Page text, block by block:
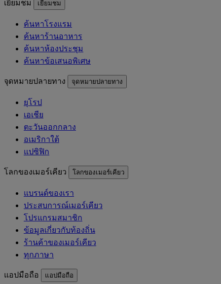
เยี่ยมชม เยี่ยมชม
ค้นหาโรงแรม
ค้นหาร้านอาหาร
ค้นหาห้องประชุม
ค้นหาข้อเสนอพิเศษ
จุดหมายปลายทาง จุดหมายปลายทาง
ยุโรป
เอเชีย
ตะวันออกกลาง
อเมริกาใต้
แปซิฟิก
โลกของเมอร์เคียว โลกของเมอร์เคียว
แบรนด์ของเรา
ประสบการณ์เมอร์เคียว
โปรแกรมสมาชิก
ข้อมูลเกี่ยวกับท้องถิ่น
ร้านค้าของเมอร์เคียว
ทุกภาษา
แอปมือถือ แอปมือถือ